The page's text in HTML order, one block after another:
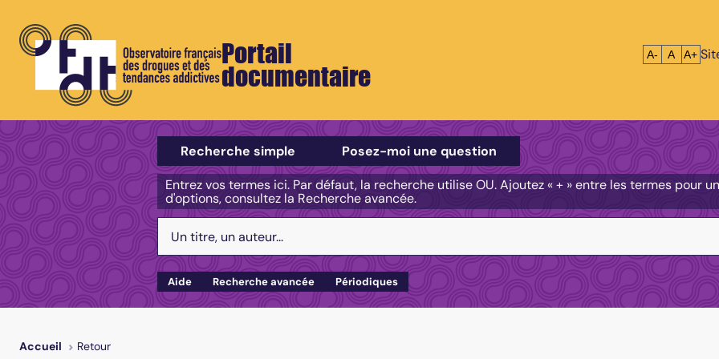
Portail
documentaire
Réduire le
A- A A+
Sélectionner un type de recherche
Recherche simple
Posez-moi une question
Entrez vos termes ici. Par défaut, la recherche utilise OU. Ajoutez « + » entre les termes pour
d'options, consultez la Recherche avancée.
Aide Recherche avancée Périodiques
Accueil Retour